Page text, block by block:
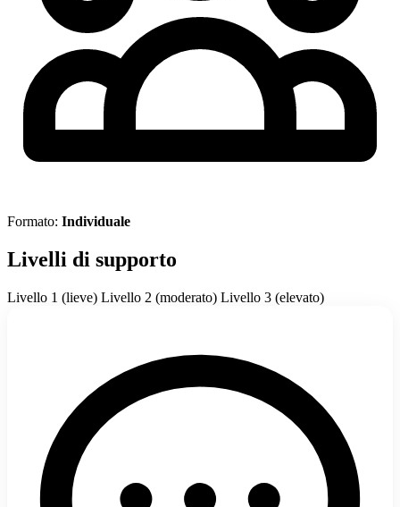
Formato: Individuale
Livelli di supporto
Livello 1 (lieve) Livello 2 (moderato) Livello 3 (elevato)